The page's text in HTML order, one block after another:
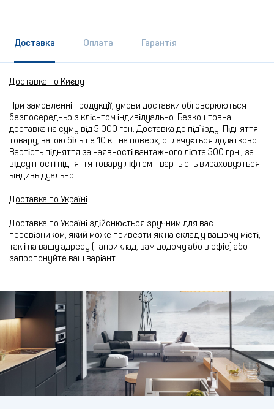
Доставка Оплата Гарантія
Доставка по Києву
При замовленні продукції, умови доставки обговорюються
безпосередньо з клієнтом індивідуально. Безкоштовна
доставка на суму від 5 000 грн. Доставка до під`їзду. Підняття
товару, вагою більше 10 кг. на поверх, сплачується додатково.
Вартість підняття за наявності вантажного ліфта 500 грн., за
відсутності підняття товару ліфтом - вартысть вираховуэться
ындивыдуально.
Доставка по Україні
Доставка по Україні здійснюється зручним для вас
перевізником, який може привезти як на склад у вашому місті,
так і на вашу адресу (наприклад, вам додому або в офіс) або
запропонуйте ваш варіант.